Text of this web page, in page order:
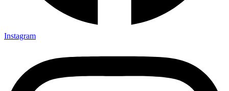
Instagram